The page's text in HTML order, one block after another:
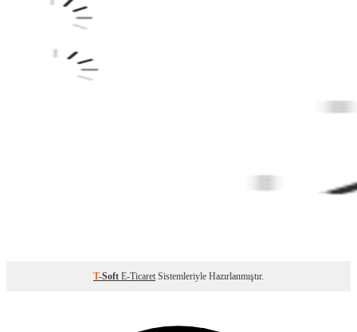
T-Soft E-Ticaret Sistemleriyle Hazırlanmıştır.